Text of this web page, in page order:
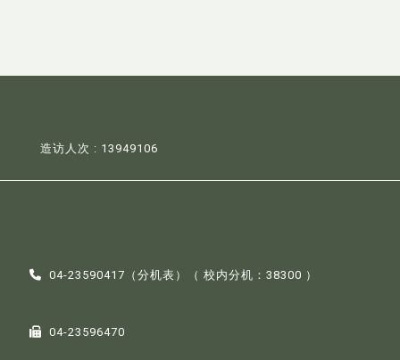
造访人次 : 13949106
04-23590417（分机表 ）（ 校内分机：38300 ）
04-23596470